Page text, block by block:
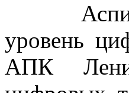
уровень
АПК